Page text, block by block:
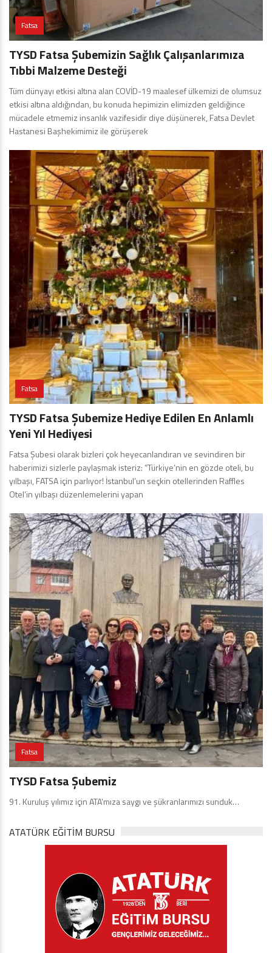
Fatsa
TYSD Fatsa Şubemizin Sağlık Çalışanlarımıza
Tıbbi Malzeme Desteği
Tüm dünyayı etkisi altına alan COVİD-19 maalesef ülkemizi de olumsuz
etkisi altına aldığından, bu konuda hepimizin elimizden geldiğince
mücadele etmemiz insanlık vazifesidir diye düşünerek, Fatsa Devlet
Hastanesi Başhekimimiz ile görüşerek
Fatsa
TYSD Fatsa Şubemize Hediye Edilen En Anlamlı
Yeni Yıl Hediyesi
Fatsa Şubesi olarak bizleri çok heyecanlandıran ve sevindiren bir
haberimizi sizlerle paylaşmak isteriz: “Türkiye’nin en gözde oteli, bu
yılbaşı, FATSA için parlıyor! İstanbul’un seçkin otellerinden Raffles
Otel’in yılbaşı düzenlemelerini yapan
Fatsa
TYSD Fatsa Şubemiz
91. Kuruluş yılımız için ATA’mıza saygı ve şükranlarımızı sunduk…
ATATÜRK EĞITIM BURSU